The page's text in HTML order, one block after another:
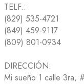
TELF.:
(829) 535-4721
(849) 459-9117
(809) 801-0934
DIRECCIÓN:
Mi sueño 1 calle 3ra,